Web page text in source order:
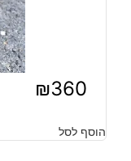
₪360
הוסף לסל